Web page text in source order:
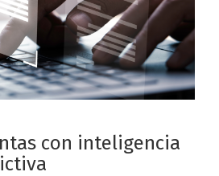
con inteligencia